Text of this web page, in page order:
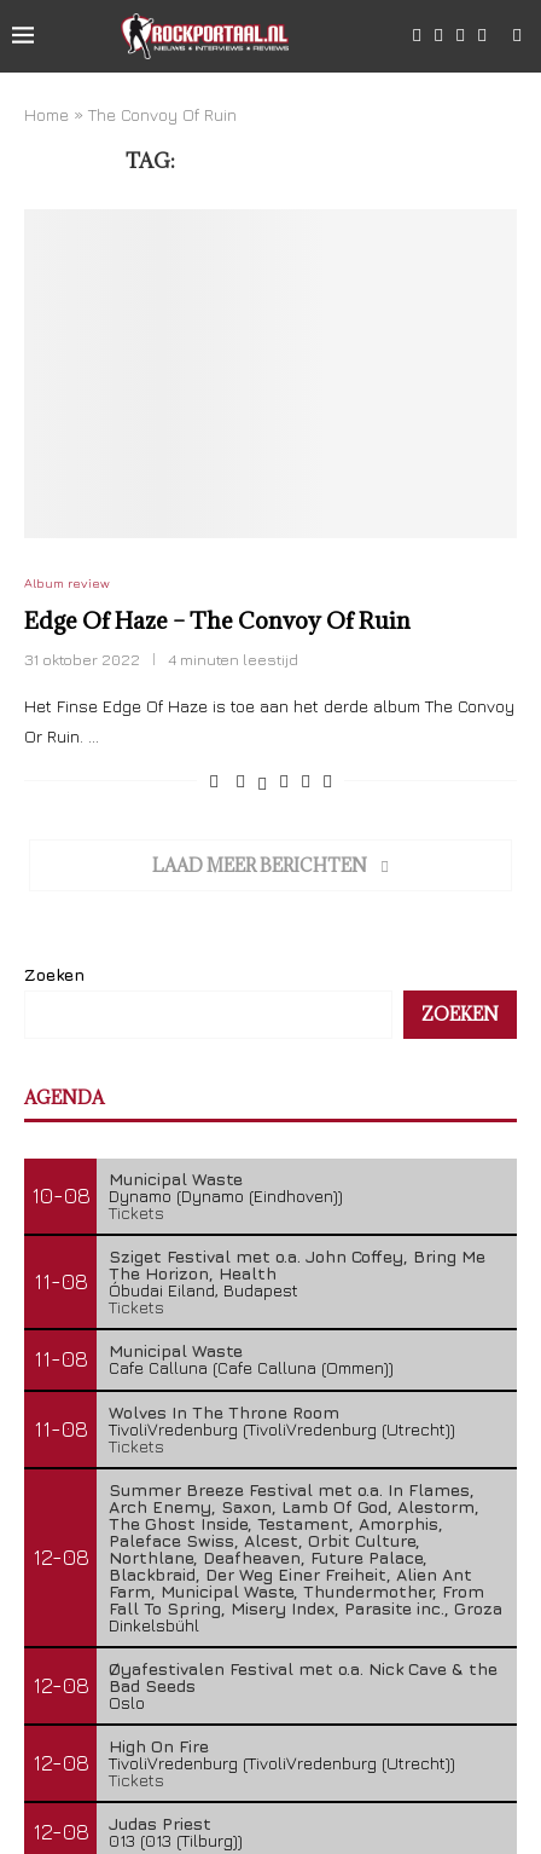
Home » The Convoy Of Ruin
TAG:
Album review
Edge Of Haze – The Convoy Of Ruin
31 oktober 2022 4 minuten leestijd
Het Finse Edge Of Haze is toe aan het derde album The Convoy
Or Ruin. …
LAAD MEER BERICHTEN
Zoeken
ZOEKEN
AGENDA
10-08
Municipal Waste
Dynamo (Dynamo (Eindhoven))
Tickets
11-08
Sziget Festival met o.a. John Coffey, Bring Me
The Horizon, Health
Óbudai Eiland, Budapest
Tickets
11-08
Municipal Waste
Cafe Calluna (Cafe Calluna (Ommen))
11-08
Wolves In The Throne Room
TivoliVredenburg (TivoliVredenburg (Utrecht))
Tickets
12-08
Summer Breeze Festival met o.a. In Flames,
Arch Enemy, Saxon, Lamb Of God, Alestorm,
The Ghost Inside, Testament, Amorphis,
Paleface Swiss, Alcest, Orbit Culture,
Northlane, Deafheaven, Future Palace,
Blackbraid, Der Weg Einer Freiheit, Alien Ant
Farm, Municipal Waste, Thundermother, From
Fall To Spring, Misery Index, Parasite inc., Groza
Dinkelsbühl
12-08
Øyafestivalen Festival met o.a. Nick Cave & the
Bad Seeds
Oslo
12-08
High On Fire
TivoliVredenburg (TivoliVredenburg (Utrecht))
Tickets
12-08
Judas Priest
013 (013 (Tilburg))